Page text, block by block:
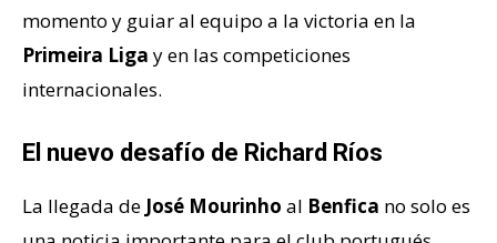
momento y guiar al equipo a la victoria en la
Primeira Liga y en las competiciones
internacionales.
El nuevo desafío de Richard Ríos
La llegada de José Mourinho al Benfica no solo es